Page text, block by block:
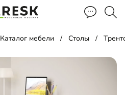
Каталог мебели Столы